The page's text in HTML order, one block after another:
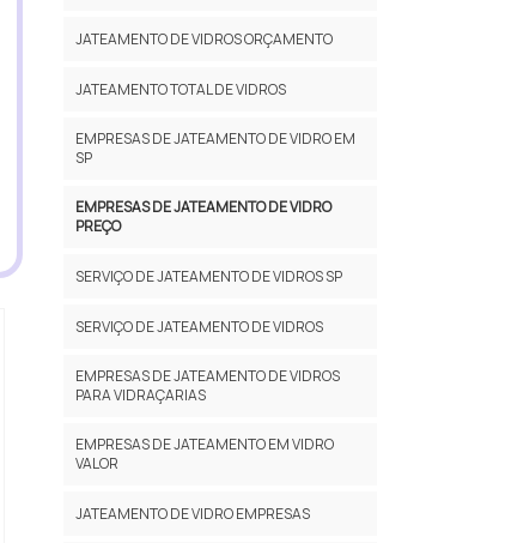
JATEAMENTO DE VIDROS ORÇAMENTO
JATEAMENTO TOTAL DE VIDROS
EMPRESAS DE JATEAMENTO DE VIDRO EM
SP
EMPRESAS DE JATEAMENTO DE VIDRO
PREÇO
SERVIÇO DE JATEAMENTO DE VIDROS SP
SERVIÇO DE JATEAMENTO DE VIDROS
EMPRESAS DE JATEAMENTO DE VIDROS
PARA VIDRAÇARIAS
EMPRESAS DE JATEAMENTO EM VIDRO
VALOR
JATEAMENTO DE VIDRO EMPRESAS